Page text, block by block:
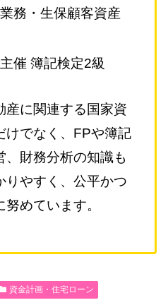
務・生保顧客資産
催 簿記検定2級
産に関連する国家資
けでなく、FPや簿記
、財務分析の知識も
りやすく、公平かつ
めています。
資金計画・住宅ローン